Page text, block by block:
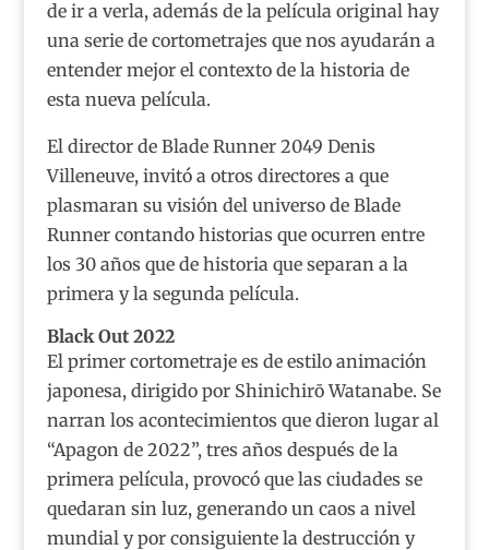
de ir a verla, además de la película original hay
una serie de cortometrajes que nos ayudarán a
entender mejor el contexto de la historia de
esta nueva película.
El director de Blade Runner 2049 Denis
Villeneuve, invitó a otros directores a que
plasmaran su visión del universo de Blade
Runner contando historias que ocurren entre
los 30 años que de historia que separan a la
primera y la segunda película.
Black Out 2022
El primer cortometraje es de estilo animación
japonesa, dirigido por Shinichirō Watanabe. Se
narran los acontecimientos que dieron lugar al
“Apagon de 2022”, tres años después de la
primera película, provocó que las ciudades se
quedaran sin luz, generando un caos a nivel
mundial y por consiguiente la destrucción y